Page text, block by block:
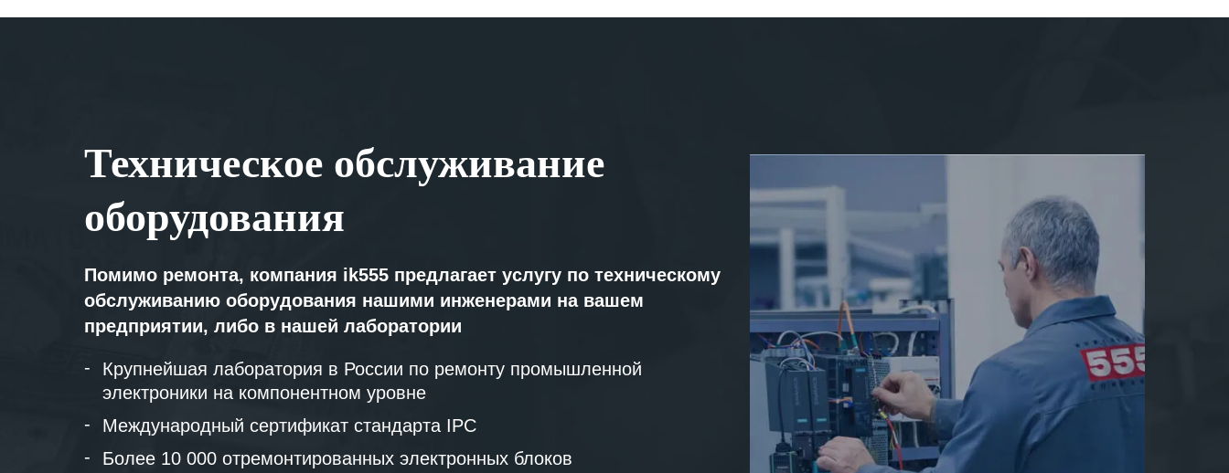
Техническое обслуживание
оборудования
Помимо ремонта, компания ik555 предлагает услугу по техническому
обслуживанию оборудования нашими инженерами на вашем
предприятии, либо в нашей лаборатории
Крупнейшая лаборатория в России по ремонту промышленной
электроники на компонентном уровне
Международный сертификат стандарта IPC
Более 10 000 отремонтированных электронных блоков